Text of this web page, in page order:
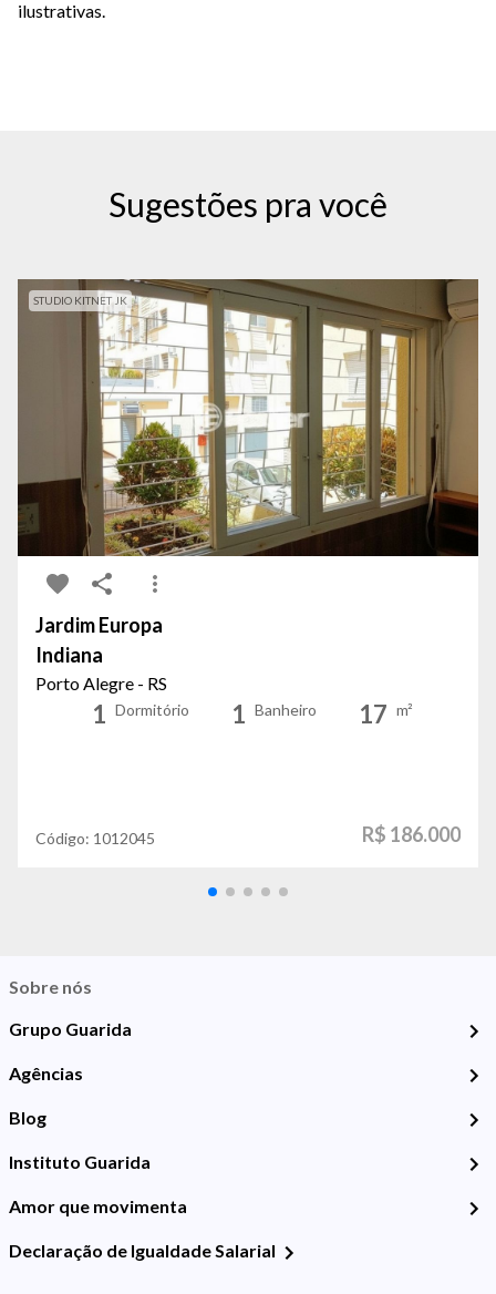
ilustrativas.
Sugestões pra você
STUDIO KITNET JK
Jardim Europa
Indiana
Porto Alegre - RS
1 Dormitório 1 Banheiro 17 m²
Código: 1012045 R$ 186.000
Sobre nós
Grupo Guarida
Agências
Blog
Instituto Guarida
Amor que movimenta
Declaração de Igualdade Salarial